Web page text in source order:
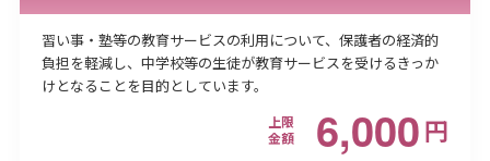
習い事・塾等の教育サービスの利用について、保護者の経済的
負担を軽減し、中学校等の生徒が教育サービスを受けるきっか
けとなることを目的としています。
上限
金額
6,000円